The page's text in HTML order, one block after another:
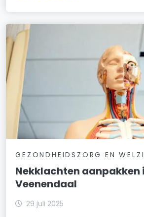
GEZONDHEIDSZORG EN
Nekklachten aanpakken
Veenendaal
29 juli 2025